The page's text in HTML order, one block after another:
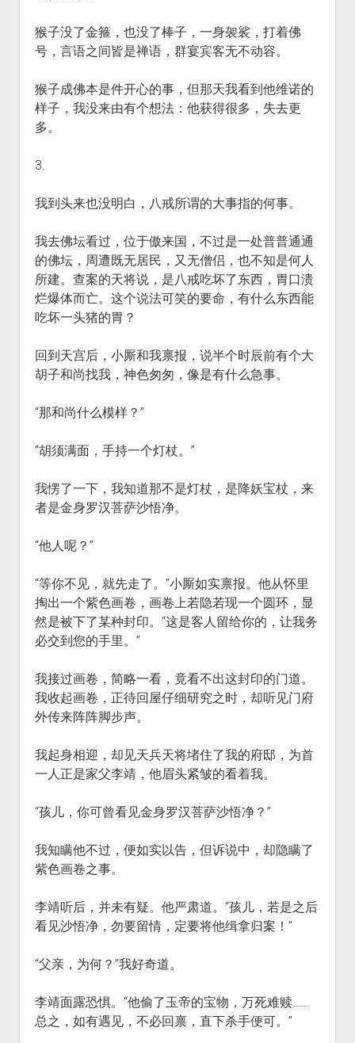
猴子没了金箍，也没了棒子，一身袈裟，打着佛
号，言语之间皆是禅语，群宴宾客无不动容。
猴子成佛本是件开心的事，但那天我看到他维诺的
样子，我没来由有个想法：他获得很多，失去更
多。
3.
我到头来也没明白，八戒所谓的大事指的何事。
我去佛坛看过，位于傲来国，不过是一处普普通通
的佛坛，周遭既无居民，又无僧侣，也不知是何人
所建。查案的天将说，是八戒吃坏了东西，胃口溃
烂爆体而亡。这个说法可笑的要命，有什么东西能
吃坏一头猪的胃？
回到天宫后，小厮和我禀报，说半个时辰前有个大
胡子和尚找我，神色匆匆，像是有什么急事。
“那和尚什么模样？”
“胡须满面，手持一个灯杖。”
我愣了一下，我知道那不是灯杖，是降妖宝杖，来
者是金身罗汉菩萨沙悟净。
“他人呢？”
“等你不见，就先走了。”小厮如实禀报。他从怀里
掏出一个紫色画卷，画卷上若隐若现一个圆环，显
然是被下了某种封印。“这是客人留给你的，让我务
必交到您的手里。”
我接过画卷，简略一看，竟看不出这封印的门道。
我收起画卷，正待回屋仔细研究之时，却听见门府
外传来阵阵脚步声。
我起身相迎，却见天兵天将堵住了我的府邸，为首
一人正是家父李靖，他眉头紧皱的看着我。
“孩儿，你可曾看见金身罗汉菩萨沙悟净？”
我知瞒他不过，便如实以告，但诉说中，却隐瞒了
紫色画卷之事。
李靖听后，并未有疑。他严肃道。“孩儿，若是之后
看见沙悟净，勿要留情，定要将他缉拿归案！”
“父亲，为何？”我好奇道。
李靖面露恐惧。“他偷了玉帝的宝物，万死难赎……
总之，如有遇见，不必回禀，直下杀手便可。”